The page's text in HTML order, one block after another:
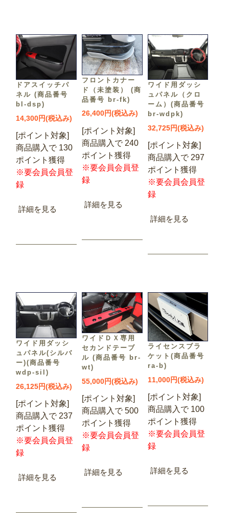
ドアスイッチパ
ネル (商品番号
bl-dsp)
14,300円(税込み)
[ポイント対象]
商品購入で 130
ポイント獲得
※要会員会員登
録
詳細を見る
フロントカナー
ド（未塗装） (商
品番号 br-fk)
26,400円(税込み)
[ポイント対象]
商品購入で 240
ポイント獲得
※要会員会員登
録
詳細を見る
ワイド用ダッシ
ュパネル（クロ
ーム）(商品番号
br-wdpk)
32,725円(税込み)
[ポイント対象]
商品購入で 297
ポイント獲得
※要会員会員登
録
詳細を見る
ワイド用ダッシ
ュパネル(シルバ
ー)(商品番号
wdp-sil)
26,125円(税込み)
[ポイント対象]
商品購入で 237
ポイント獲得
※要会員会員登
録
詳細を見る
ワイドＤＸ専用
セカンドテーブ
ル (商品番号 br-
wt)
55,000円(税込み)
[ポイント対象]
商品購入で 500
ポイント獲得
※要会員会員登
録
詳細を見る
ライセンスブラ
ケット(商品番号
ra-b)
11,000円(税込み)
[ポイント対象]
商品購入で 100
ポイント獲得
※要会員会員登
録
詳細を見る